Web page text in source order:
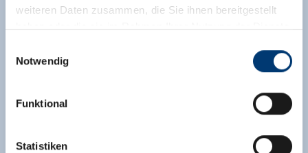
weiteren Daten zusammen, die Sie ihnen bereitgestellt
haben oder die sie im Rahmen Ihrer Nutzung der Dienste
Rohr 23// A-6280 Zell am Ziller
www.zillertalarena.com
Notwendig
Funktional
Statistiken